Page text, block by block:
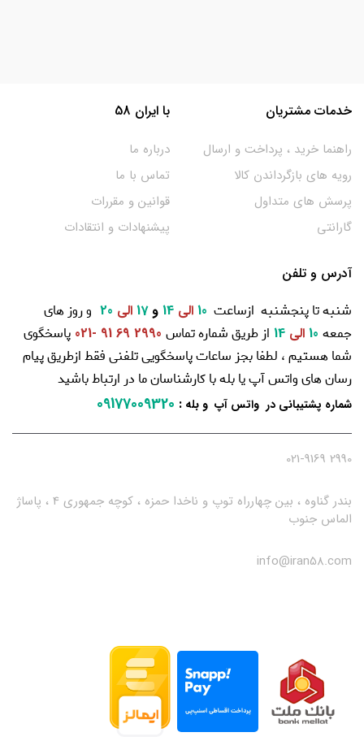
خدمات مشتریان
راهنما خرید ، پرداخت و ارسال
رویه های بازگرداندن کالا
پرسش های متداول
گارانتی
با ایران 58
درباره ما
تماس با ما
قوانین و مقررات
پیشنهادات و انتقادات
آدرس و تلفن
شنبه تا پنجشنبه ازساعت 10 الی و17 الی
و روز های
جمعه
الی از طریق شماره تماس 2990 69 91 -021
پاسخگوی
شما هستیم ، لطفا بجز ساعات پاسخگویی تلفنی فقط ازطریق پیام
رسان های واتس آپ یا بله با کارشناسان ما در ارتباط باشید
شماره پشتیبانی در واتس آپ و بله :
09177009320
2990 021-9169
بندر گناوه ، بین چهارراه توپ و ناخدا حمزه ، کوچه جمهوری 4 ، پاساژ
الماس جنوب
info@iran58.com